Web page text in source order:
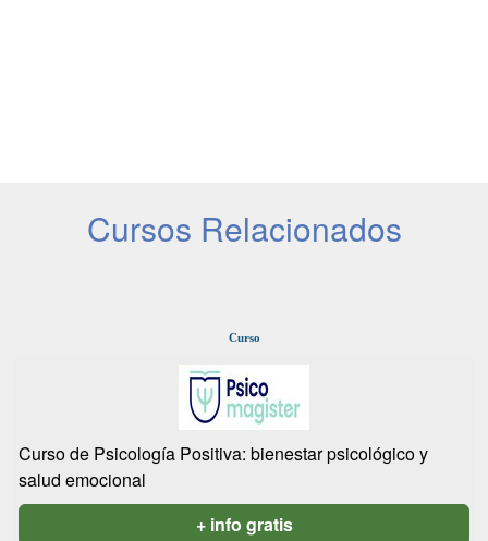
Cursos Relacionados
Curso
Curso de Psicología Positiva: bienestar psicológico y
salud emocional
+ info gratis